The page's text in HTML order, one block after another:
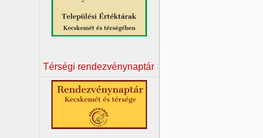
Térségi rendezvénynaptár